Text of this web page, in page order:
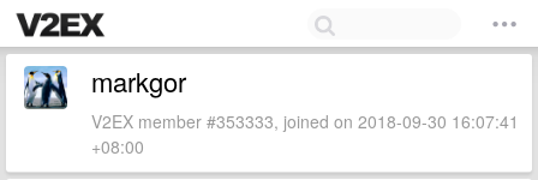
markgor
V2EX member #353333, joined on 2018-09-30 16:07:41
+08:00